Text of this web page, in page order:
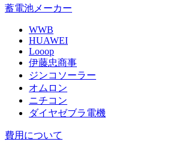
蓄電池メーカー
WWB
HUAWEI
Looop
伊藤忠商事
ジンコソーラー
オムロン
ニチコン
ダイヤゼブラ電機
費用について